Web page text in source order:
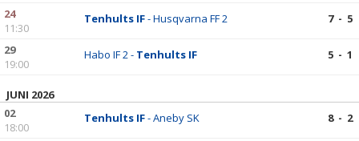
24
11:30
Tenhults IF- Husqvarna FF 2 7 - 5
29
19:00
Habo IF 2 - Tenhults IF 5 - 1
JUNI 2026
02
18:00
Tenhults IF- Aneby SK 8 - 2